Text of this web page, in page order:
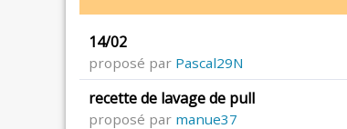
14/02
proposé par Pascal29N
recette de lavage de pull
proposé par manue37